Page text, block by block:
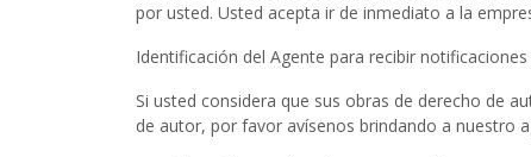
por usted. Usted acepta ir de inmediato a la
Identificación del Agente para recibir
Si usted considera que sus obras de derecho de
de autor, por favor avísenos brindando a nuestro